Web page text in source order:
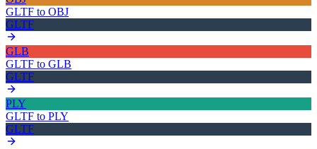
GLTF to OBJ
GLTF
GLB
GLTF to GLB
GLTF
PLY
GLTF to PLY
GLTF